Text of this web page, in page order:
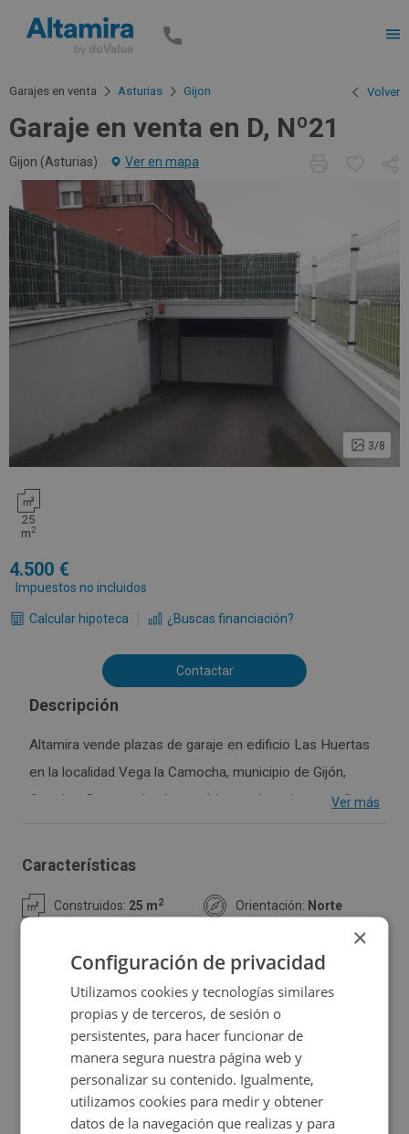
Garajes en venta Asturias Gijon Volver
Garaje en venta en D, Nº21
Gijon (Asturias) Ver en mapa
3/8
25
m2
4.500
Impuestos no incluidos
Calcular hipoteca ¿Buscas financiación?
Contactar
Descripción
Altamira vende plazas de garaje en edificio Las Huertas
en la localidad Vega la Camocha, municipio de Gijón,
Asturias. Se trata de plazas abiertas de varios tamaños
con poca comunidad. Se pueden elegir varias plazas
No pierda la oportunidad. Consúltenos sin compromiso.
Ver más
Características
Construidos: 25 m2 Orientación: Norte
Ubicación
Ampliar mapa
×
Configuración de privacidad
Utilizamos cookies y tecnologías similares
propias y de terceros, de sesión o
persistentes, para hacer funcionar de
manera segura nuestra página web y
personalizar su contenido. Igualmente,
utilizamos cookies para medir y obtener
datos de la navegación que realizas y para